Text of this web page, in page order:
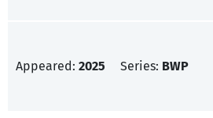
Appeared: 2025 Series: BWP